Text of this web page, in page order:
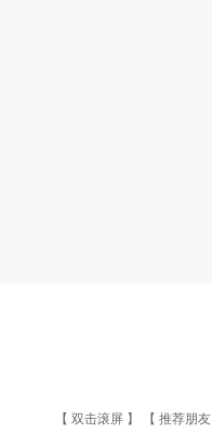
【 双击滚屏 】 【 推荐朋友